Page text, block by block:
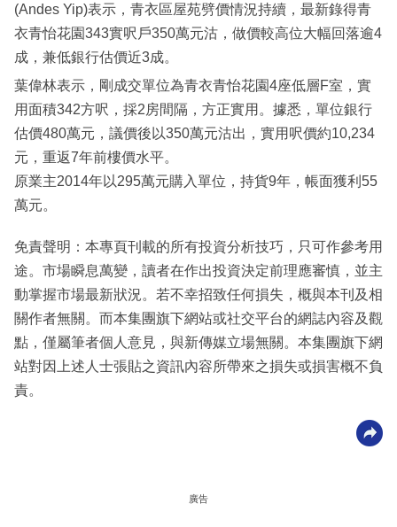
(Andes Yip)表示，青衣區屋苑劈價情況持續，最新錄得青
衣青怡花園343實呎戶350萬元沽，做價較高位大幅回落逾4
成，兼低銀行估價近3成。
葉偉林表示，剛成交單位為青衣青怡花園4座低層F室，實
用面積342方呎，採2房間隔，方正實用。據悉，單位銀行
估價480萬元，議價後以350萬元沽出，實用呎價約10,234
元，重返7年前樓價水平。
原業主2014年以295萬元購入單位，持貨9年，帳面獲利55
萬元。
免責聲明：本專頁刊載的所有投資分析技巧，只可作參考用
途。市場瞬息萬變，讀者在作出投資決定前理應審慎，並主
動掌握市場最新狀況。若不幸招致任何損失，概與本刊及相
關作者無關。而本集團旗下網站或社交平台的網誌內容及觀
點，僅屬筆者個人意見，與新傳媒立場無關。本集團旗下網
站對因上述人士張貼之資訊內容所帶來之損失或損害概不負
責。
廣告